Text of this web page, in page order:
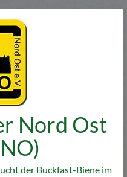
Nord Ost
der Buckfast-Biene im